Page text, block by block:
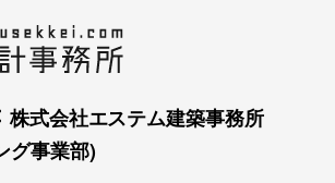
株式会社エステム建築事務所
グ事業部)